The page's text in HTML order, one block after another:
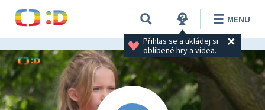
Přihlas se a ukládej si
oblíbené hry a videa.
MENU